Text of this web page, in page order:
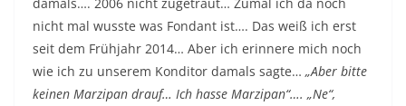
nicht mal wusste was Fondant ist…. Das weiß ich erst
seit dem Frühjahr 2014… Aber ich erinnere mich noch
wie ich zu unserem Konditor damals sagte… „Aber bitte
keinen Marzipan drauf… Ich hasse Marzipan“…. „Ne“,